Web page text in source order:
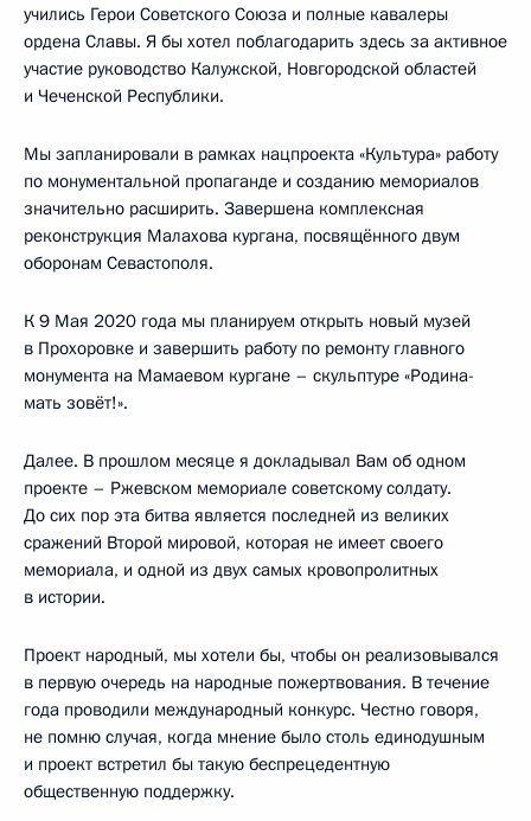
учились Герои Советского Союза и полные кавалеры
ордена Славы. Я бы хотел поблагодарить здесь за активное
участие руководство Калужской, Новгородской областей
и Чеченской Республики.
Мы запланировали в рамках нацпроекта «Культура» работу
по монументальной пропаганде и созданию мемориалов
значительно расширить. Завершена комплексная
реконструкция Малахова кургана, посвящённого двум
оборонам Севастополя.
К 9 Мая 2020 года мы планируем открыть новый музей
в Прохоровке и завершить работу по ремонту главного
монумента на Мамаевом кургане – скульптуре «Родина-
мать зовёт!».
Далее. В прошлом месяце я докладывал Вам об одном
проекте – Ржевском мемориале советскому солдату.
До сих пор эта битва является последней из великих
сражений Второй мировой, которая не имеет своего
мемориала, и одной из двух самых кровопролитных
в истории.
Проект народный, мы хотели бы, чтобы он реализовывался
в первую очередь на народные пожертвования. В течение
года проводили международный конкурс. Честно говоря,
не помню случая, когда мнение было столь единодушным
и проект встретил бы такую беспрецедентную
общественную поддержку.